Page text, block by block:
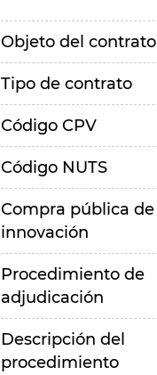
Objeto del contrato
Tipo de contrato
Código CPV
Código NUTS
Compra pública de
innovación
Procedimiento de
adjudicación
Descripción del
procedimiento